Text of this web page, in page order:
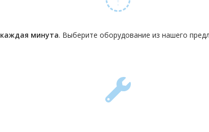
каждая минута. Выберите оборудование из нашего